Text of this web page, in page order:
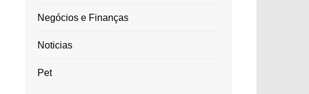
Negócios e Finanças
Noticias
Pet